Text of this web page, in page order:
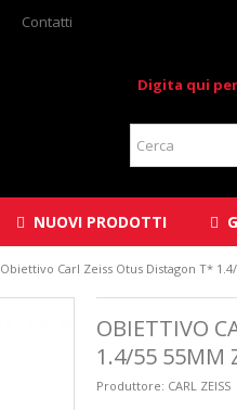
Contatti
Digita qui
NUOVI PRODOTTI
Obiettivo Carl Zeiss Otus Distagon T*
OBIETTIVO
1.4/55 55MM
Produttore: CARL ZEISS